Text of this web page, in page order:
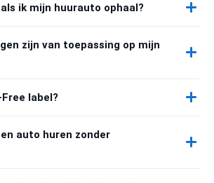
ik mijn huurauto ophaal?
zijn van toepassing op mijn
label?
auto huren zonder